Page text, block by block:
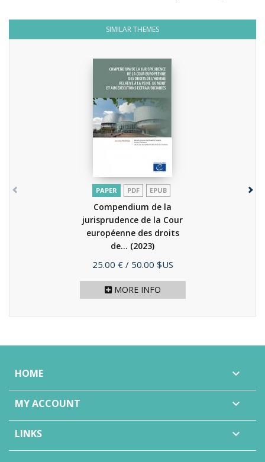
SIMILAR THEMES
PAPER PDF EPUB
Compendium de la
jurisprudence de la Cour
européenne des droits
de... (2023)
Price
25.00 € / 50.00 $US
MORE INFO
HOME 
MY ACCOUNT 
LINKS 